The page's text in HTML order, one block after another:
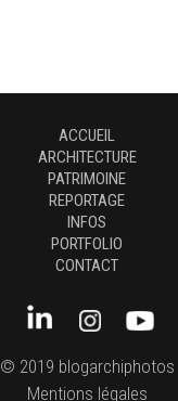
ACCUEIL
ARCHITECTURE
PATRIMOINE
REPORTAGE
INFOS
PORTFOLIO
CONTACT
© 2019 blogarchiphotos
Mentions légales